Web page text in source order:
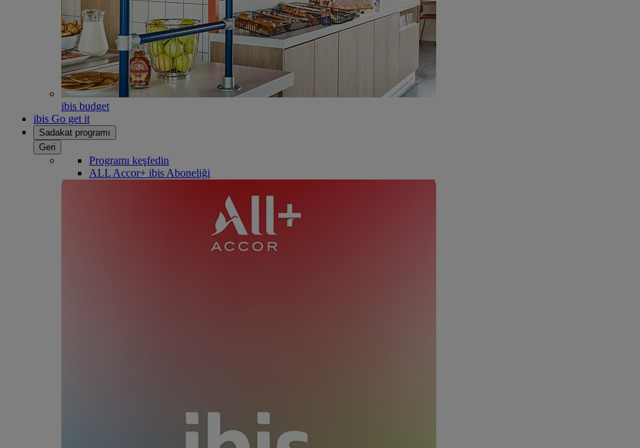
ibis budget
ibis Go get it
Sadakat programı
Geri
Programı keşfedin
ALL Accor+ ibis Aboneliği